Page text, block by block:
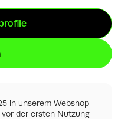
in unserem Webshop
der ersten Nutzung